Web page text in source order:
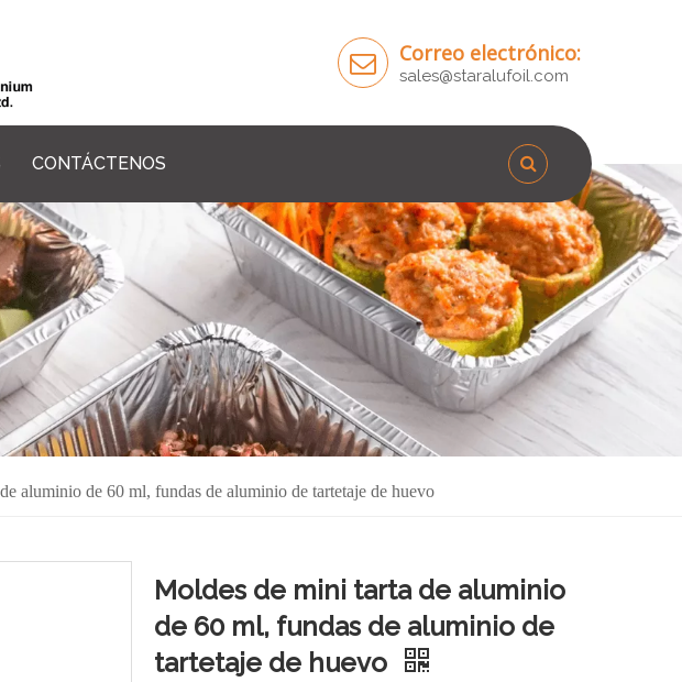
Correo electrónico:
sales@staralufoil.com
CONTÁCTENOS
aluminio de 60 ml, fundas de aluminio de tartetaje de huevo
Moldes de mini tarta de aluminio
de 60 ml, fundas de aluminio de
tartetaje de huevo